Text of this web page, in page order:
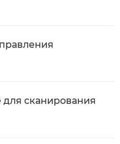
сканирования